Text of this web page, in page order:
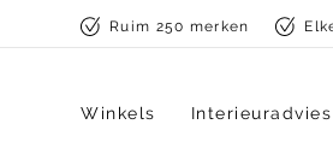
Skip to contentRuim 250 merken
Winkels Interieuradvies